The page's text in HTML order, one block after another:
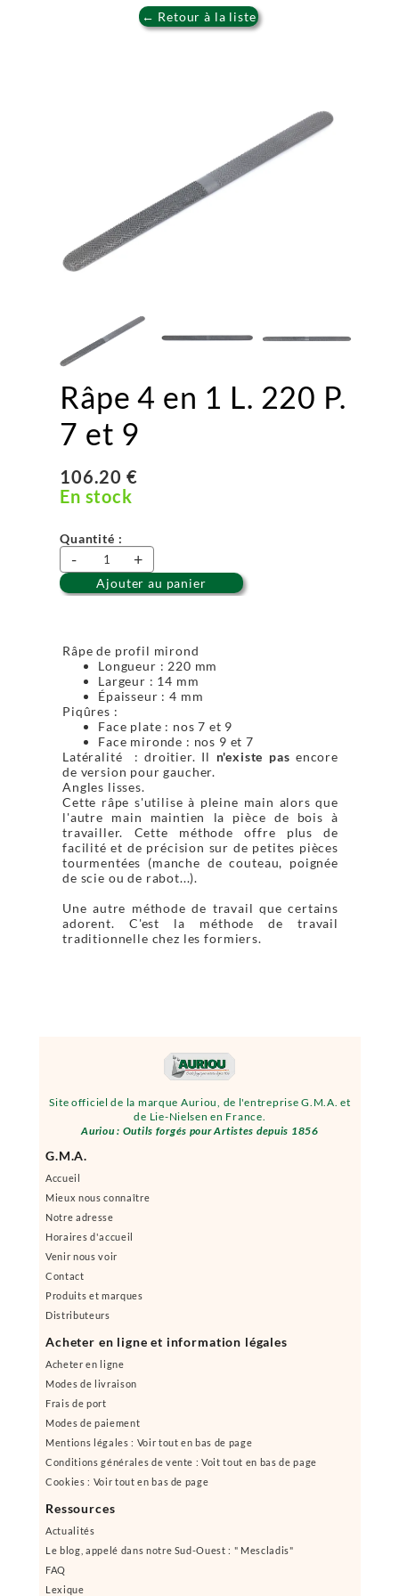
Site officiel de la marque Auriou, de l'entreprise G.M.A. et
de Lie-Nielsen en France.
Auriou : Outils forgés pour Artistes depuis 1856
G.M.A.
Accueil
Mieux nous connaître
Notre adresse
Horaires d'accueil
Venir nous voir
Contact
Produits et marques
Distributeurs
Acheter en ligne et information légales
Acheter en ligne
Modes de livraison
Frais de port
Modes de paiement
Mentions légales : Voir tout en bas de page
Conditions générales de vente : Voit tout en bas de page
Cookies : Voir tout en bas de page
Ressources
Actualités
Le blog, appelé dans notre Sud-Ouest : " Mescladis"
FAQ
Lexique
← Retour à la liste
Râpe 4 en 1 L. 220 P.
7 et 9
106.20 €
En stock
Quantité :
- +
Ajouter au panier
Râpe de profil mirond
Longueur : 220 mm
Largeur : 14 mm
Épaisseur : 4 mm
Piqûres :
Face plate : nos 7 et 9
Face mironde : nos 9 et 7
Latéralité : droitier. Il n'existe pas encore
de version pour gaucher.
Angles lisses.
Cette râpe s'utilise à pleine main alors que
l'autre main maintien la pièce de bois à
travailler. Cette méthode offre plus de
facilité et de précision sur de petites pièces
tourmentées (manche de couteau, poignée
de scie ou de rabot...).
Une autre méthode de travail que certains
adorent. C'est la méthode de travail
traditionnelle chez les formiers.